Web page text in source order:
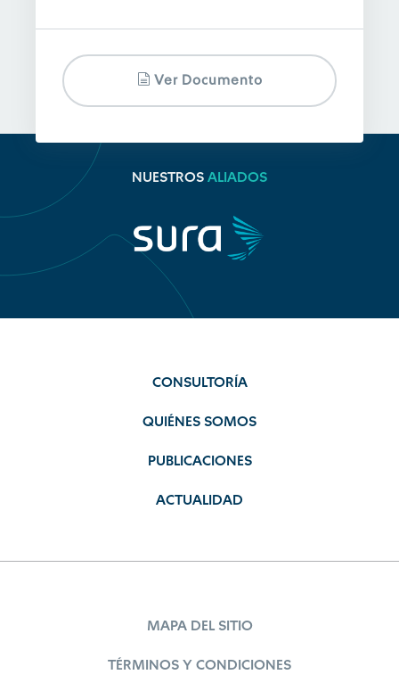
Ver Documento
NUESTROS ALIADOS
CONSULTORÍA
QUIÉNES SOMOS
PUBLICACIONES
ACTUALIDAD
MAPA DEL SITIO
TÉRMINOS Y CONDICIONES